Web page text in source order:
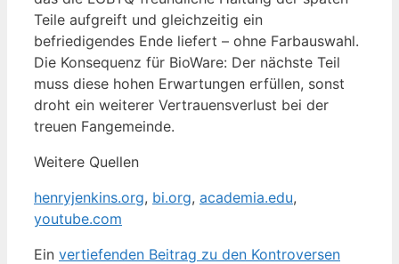
Teile aufgreift und gleichzeitig ein
befriedigendes Ende liefert – ohne Farbauswahl.
Die Konsequenz für BioWare: Der nächste Teil
muss diese hohen Erwartungen erfüllen, sonst
droht ein weiterer Vertrauensverlust bei der
treuen Fangemeinde.
Weitere Quellen
henryjenkins.org, bi.org, academia.edu,
youtube.com
Ein vertiefenden Beitrag zu den Kontroversen